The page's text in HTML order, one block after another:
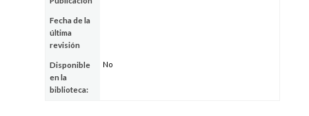
Fecha de la
última
revisión
Disponible
en la
biblioteca:
No